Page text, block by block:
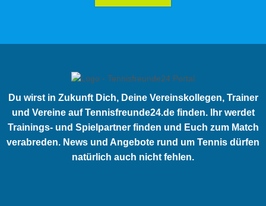
Du wirst in Zukunft Dich, Deine Vereinskollegen, Trainer
und Vereine auf Tennisfreunde24.de finden. Ihr werdet
Trainings- und Spielpartner finden und Euch zum Match
verabreden. News und Angebote rund um Tennis dürfen
natürlich auch nicht fehlen.